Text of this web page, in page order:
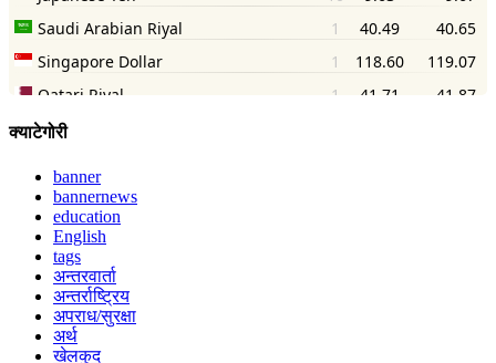
क्याटेगोरी
banner
bannernews
education
English
tags
अन्तरवार्ता
अन्तर्राष्ट्रिय
अपराध/सुरक्षा
अर्थ
खेलकुद